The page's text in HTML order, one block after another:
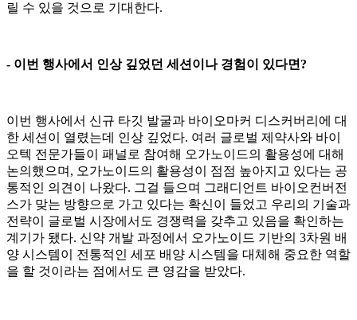
릴 수 있을 것으로 기대한다.
- 이번 행사에서 인상 깊었던 세션이나 경험이 있다면?
이번 행사에서 신규 타깃 발굴과 바이오마커 디스커버리에 대
한 세션이 열렸는데 인상 깊었다. 여러 글로벌 제약사와 바이
오텍 전문가들이 패널로 참여해 오가노이드의 활용성에 대해
논의했으며, 오가노이드의 활용성이 점점 높아지고 있다는 공
통적인 의견이 나왔다. 그걸 들으며 그래디언트 바이오컨버전
스가 맞는 방향으로 가고 있다는 확신이 들었고 우리의 기술과
전략이 글로벌 시장에서도 경쟁력을 갖추고 있음을 확인하는
계기가 됐다. 신약 개발 과정에서 오가노이드 기반의 3차원 배
양 시스템이 전통적인 세포 배양 시스템을 대체해 중요한 역할
을 할 것이라는 점에서도 큰 영감을 받았다.